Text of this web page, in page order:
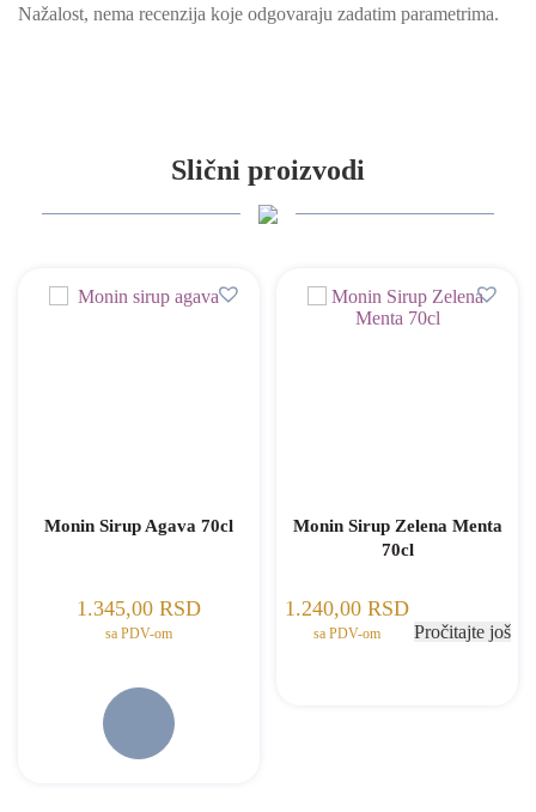
Nažalost, nema recenzija koje odgovaraju zadatim parametrima.
Slični proizvodi
Monin Sirup Agava 70cl
1.345,00 RSD
sa PDV-om
Monin Sirup Zelena Menta
70cl
1.240,00 RSD
sa PDV-om Pročitajte još